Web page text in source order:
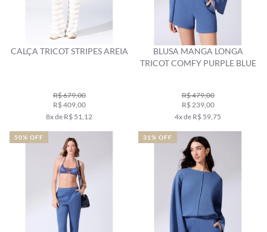
CALÇA TRICOT STRIPES AREIA
R$ 679,00
R$ 409,00
8x de R$ 51,12
BLUSA MANGA LONGA
TRICOT COMFY PURPLE BLUE
R$ 479,00
R$ 239,00
4x de R$ 59,75
50% OFF 31% OFF